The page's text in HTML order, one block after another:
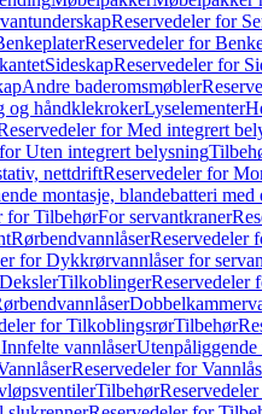
Reservedeler for
Reservedeler for
SideskapReservedeler for
Andre baderomsmøbler
og håndklekrokerLyselementer
for Med integrert
Uten integrert belysning
nettdriftReservedeler for
montasje, blandebatteri med
for TilbehørFor servantkraner
RørbendvannlåserReservedeler
for Dykkrørvannlåser for
DekslerTilkoblingerReservedeler
for TilkoblingsrørTilbehør
vannlåserUtenpåliggende
Reservedeler for
Tilbehør